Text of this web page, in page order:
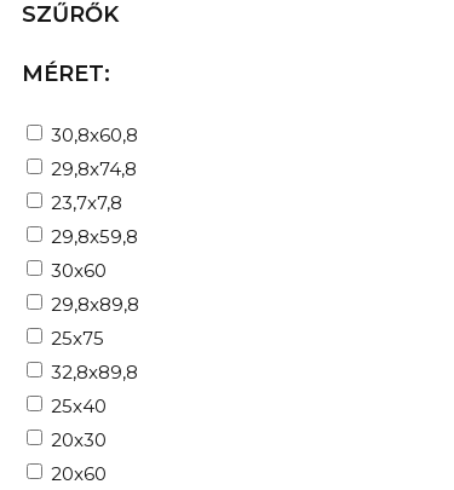
SZŰRŐK
MÉRET:
30,8x60,8
29,8x74,8
23,7x7,8
29,8x59,8
30x60
29,8x89,8
25x75
32,8x89,8
25x40
20x30
20x60